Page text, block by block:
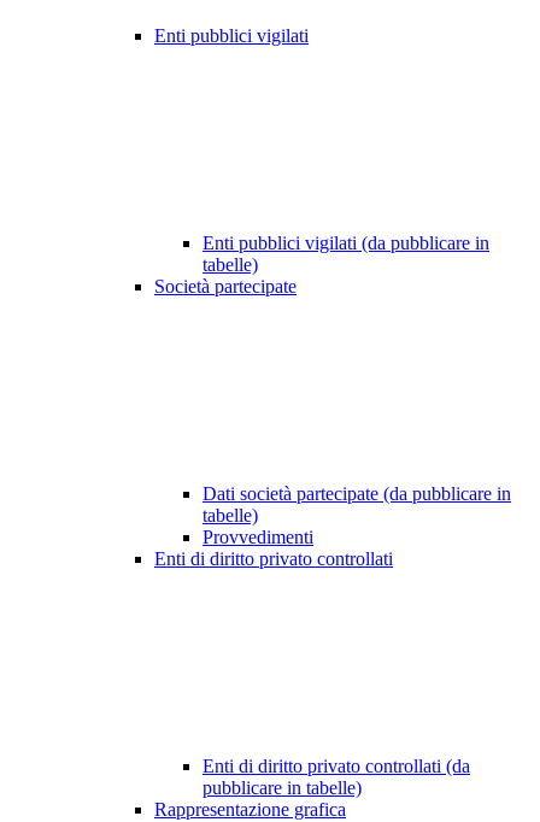
Enti pubblici vigilati
Enti pubblici vigilati (da pubblicare in
tabelle)
Società partecipate
Dati società partecipate (da pubblicare in
tabelle)
Provvedimenti
Enti di diritto privato controllati
Enti di diritto privato controllati (da
pubblicare in tabelle)
Rappresentazione grafica